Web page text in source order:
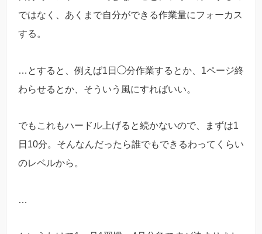
ではなく、あくまで自分ができる作業量にフォーカス
する。
…とすると、例えば1日◯分作業するとか、1ページ終
わらせるとか、そういう風にすればいい。
でもこれもハードル上げると続かないので、まずは1
日10分。そんなんだったら誰でもできるわってくらい
のレベルから。
…